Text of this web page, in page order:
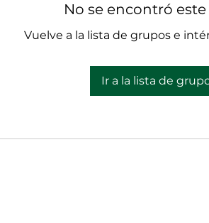
No se encontró
Vuelve a la lista de grupos e
Ir a la lista de